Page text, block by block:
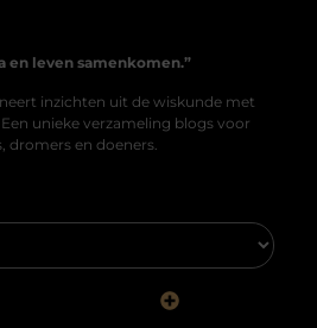
en leven samenkomen.”
inzichten uit de wiskunde met
unieke verzameling blogs voor
dromers en doeners.